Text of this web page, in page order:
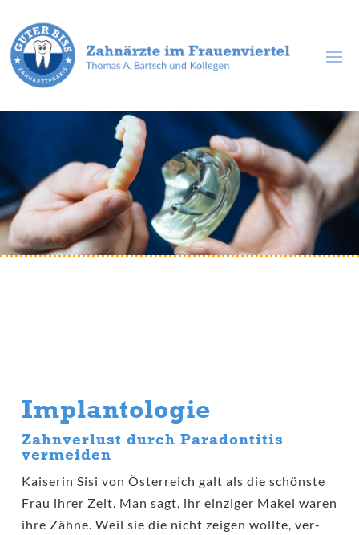
Implantologie
Zahnverlust durch Paradontitis
vermeiden
Kai­se­rin Sisi von Öster­reich galt als die schöns­te
Frau ihrer Zeit. Man sagt, ihr ein­zi­ger Makel waren
ihre Zäh­ne. Weil sie die nicht zei­gen woll­te, ver­